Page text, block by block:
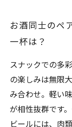
お酒同士のペ
一杯は？
スナックでの多
の楽しみは無限
み合わせ。軽い
が相性抜群です
ビールには、肉